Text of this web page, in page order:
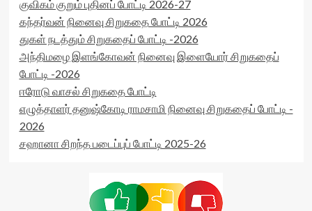
குவிகம் குறும் புதினப் போட்டி 2026-27
கந்தர்வன் நினைவு சிறுகதை போட்டி 2026
துகள் நடத்தும் சிறுகதைப் போட்டி -2026
அந்திமழை இளங்கோவன் நினைவு இளையோர் சிறுகதைப்
போட்டி -2026
ஈரோடு வாசல் சிறுகதை போட்டி
எழுத்தாளர் தனுஷ்கோடி ராமசாமி நினைவு சிறுகதைப் போட்டி -
2026
சஹானா சிறந்த படைப்புப் போட்டி 2025-26